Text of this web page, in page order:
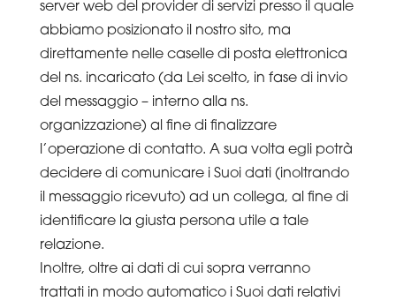
server web del provider di servizi presso il quale
abbiamo posizionato il nostro sito, ma
direttamente nelle caselle di posta elettronica
del ns. incaricato (da Lei scelto, in fase di invio
del messaggio – interno alla ns.
organizzazione) al fine di finalizzare
l’operazione di contatto. A sua volta egli potrà
decidere di comunicare i Suoi dati (inoltrando
il messaggio ricevuto) ad un collega, al fine di
identificare la giusta persona utile a tale
relazione.
Inoltre, oltre ai dati di cui sopra verranno
trattati in modo automatico i Suoi dati relativi